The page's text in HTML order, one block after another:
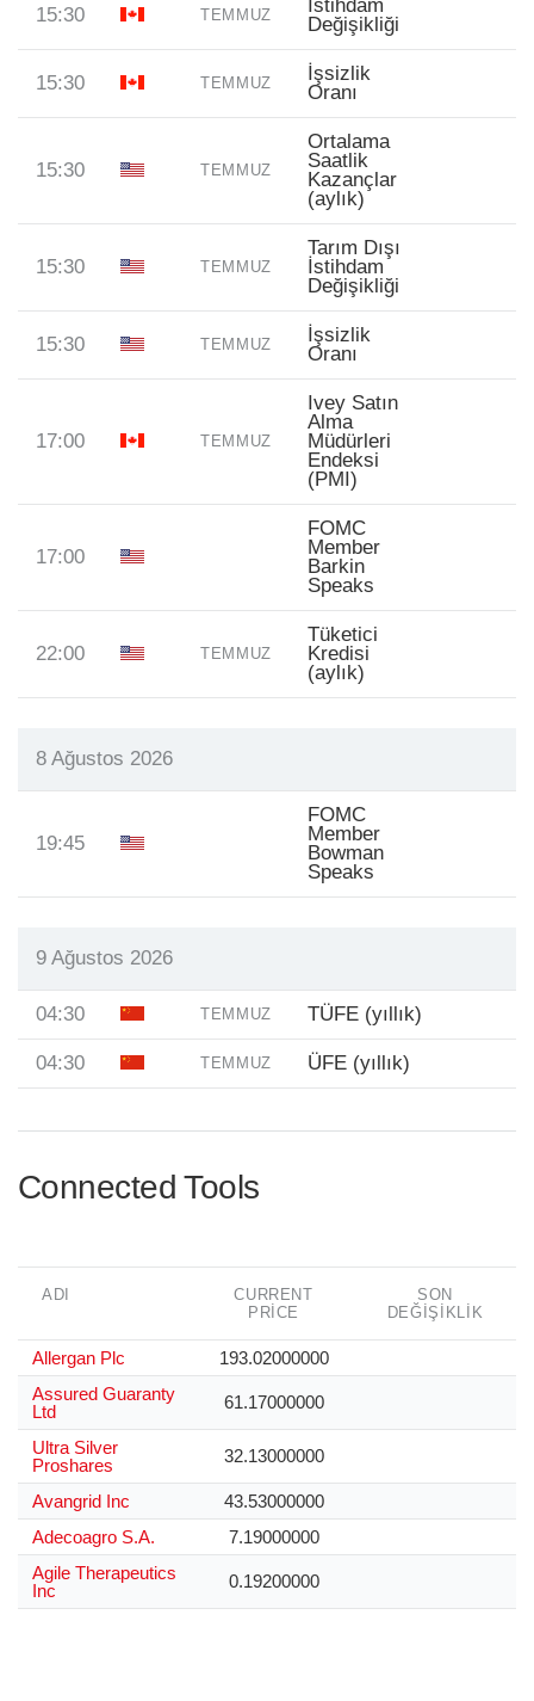
15:30 TEMMUZ
İstihdam
Değişikliği
15:30 TEMMUZ
İşsizlik
Oranı
15:30 TEMMUZ
Ortalama
Saatlik
Kazançlar
(aylık)
15:30 TEMMUZ
Tarım Dışı
İstihdam
Değişikliği
15:30 TEMMUZ
İşsizlik
Oranı
17:00 TEMMUZ
Ivey Satın
Alma
Müdürleri
Endeksi
(PMI)
17:00
FOMC
Member
Barkin
Speaks
22:00 TEMMUZ
Tüketici
Kredisi
(aylık)
8 Ağustos 2026
19:45
FOMC
Member
Bowman
Speaks
9 Ağustos 2026
04:30 TEMMUZ TÜFE (yıllık)
04:30 TEMMUZ ÜFE (yıllık)
Connected Tools
ADI
CURRENT
PRICE
SON
DEĞIŞIKLIK
Allergan Plc
193.02000000
Assured Guaranty
Ltd
61.17000000
Ultra Silver
Proshares
32.13000000
Avangrid Inc
43.53000000
Adecoagro S.A.
7.19000000
Agile Therapeutics
Inc
0.19200000